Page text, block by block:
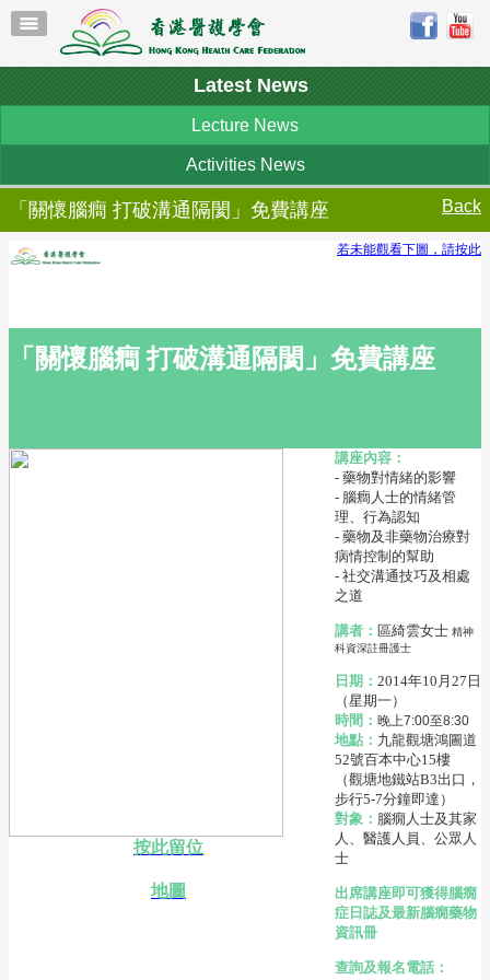
Latest News
Lecture News
Activities News
「關懷腦癎 打破溝通隔閡」免費講座 Back
若未能觀看下圖，請按此
「關懷腦癎打破溝通隔閡」免費講座
按此留位
地圖
講座內容：
- 藥物對情緒的影響
- 腦癎人士的情緒管
理、行為認知
- 藥物及非藥物治療對
病情控制的幫助
- 社交溝通技巧及相處
之道
講者： 區綺雲女士 精神
科資深註冊護士
日期： 2014年10月27日
（星期一）
時間： 晚上7:00至8:30
地點： 九龍觀塘鴻圖道
52號百本中心15樓
（觀塘地鐵站B3出口，
步行5-7分鐘即達）
對象： 腦癇人士及其家
人、醫護人員、公眾人
士
出席講座即可獲得腦癇
症日誌及最新腦癇藥物
資訊冊
查詢及報名電話：